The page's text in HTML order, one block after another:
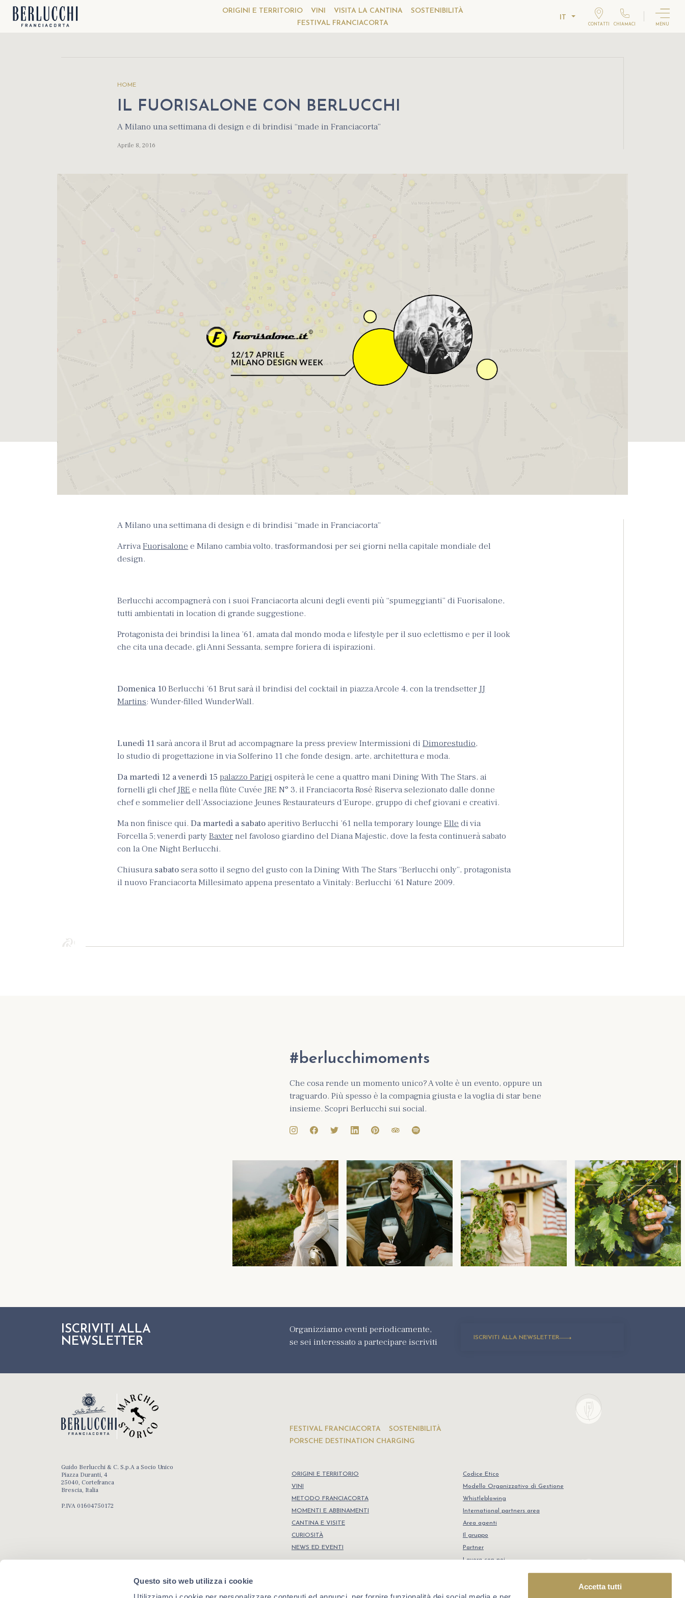
Questo sito web utilizza i cookie
Accetta tutti
ORIGINI E TERRITORIO VINI VISITA LA CANTINA
SOSTENIBILITÀ
FESTIVAL FRANCIACORTA
IT
CONTATTI CHIAMACI MENU
HOME
IL FUORISALONE CON BERLUCCHI
A Milano una settimana di design e di brindisi “made in Franciacorta”
Aprile 8, 2016
A Milano una settimana di design e di brindisi “made in Franciacorta”
ArrivaFuorisalone e Milano cambia volto, trasformandosi per sei giorni nella capitale mondiale del
design.
Berlucchi accompagnerà con i suoi Franciacorta alcuni degli eventi più “spumeggianti” di Fuorisalone,
tutti ambientati in location di grande suggestione.
Protagonista dei brindisi la linea ’61, amata dal mondo moda e lifestyle per il suo eclettismo e per il look
che cita una decade, gli Anni Sessanta, sempre foriera di ispirazioni.
Domenica 10Berlucchi ’61 Brut sarà il brindisi del cocktail in piazza Arcole 4, con la trendsetterJJ
Martins: Wunder-filled WunderWall.
Lunedì 11sarà ancora il Brut ad accompagnare la press preview Intermissioni diDimorestudio,
lo studio di progettazione in via Solferino 11 che fonde design, arte, architettura e moda.
Da martedì 12 a venerdì 15 palazzo Parigi ospiterà le cene a quattro mani Dining With The Stars, ai
fornelli gli chefJRE e nella flûte Cuvée JRE N° 3, il Franciacorta Rosé Riserva selezionato dalle donne
chef e sommelier dell’Associazione Jeunes Restaurateurs d’Europe, gruppo di chef giovani e creativi.
Ma non finisce qui.Da martedì a sabatoaperitivo Berlucchi ’61 nella temporary loungeElle di via
Forcella 5; venerdì partyBaxternel favoloso giardino del Diana Majestic, dove la festa continuerà sabato
con la One Night Berlucchi.
Chiusura sabatosera sotto il segno del gusto con la Dining With The Stars “Berlucchi only”, protagonista
il nuovo Franciacorta Millesimato appena presentato a Vinitaly: Berlucchi ’61 Nature 2009.
#berlucchimoments
Che cosa rende un momento unico? A volte è un evento, oppure un
traguardo. Più spesso è la compagnia giusta e la voglia di star bene
insieme. Scopri Berlucchi sui social.
ISCRIVITI ALLA
NEWSLETTER
Organizziamo eventi periodicamente,
se sei interessato a partecipare iscriviti
ISCRIVITI ALLA NEWSLETTER
Guido Berlucchi & C. S.p.A a Socio Unico
Piazza Duranti, 4
25040, Cortefranca
Brescia, Italia
P.IVA 01604750172
FESTIVAL FRANCIACORTA
SOSTENIBILITÀ
PORSCHE DESTINATION CHARGING
ORIGINI E TERRITORIO
VINI
METODO FRANCIACORTA
MOMENTI E ABBINAMENTI
CANTINA E VISITE
CURIOSITÀ
NEWS ED EVENTI
Codice Etico
Modello Organizzativo di Gestione
Whistleblowing
International partners area
Area agenti
Il gruppo
Partner
Lavora con noi